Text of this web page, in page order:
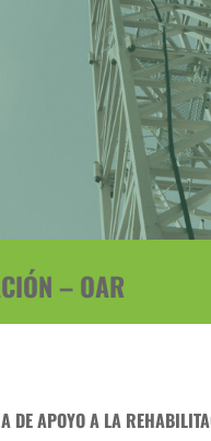
– OAR
DE APOYO A LA